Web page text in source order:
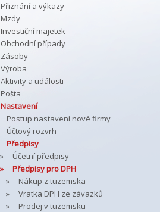
Přiznání a výkazy
Mzdy
Investiční majetek
Obchodní případy
Zásoby
Výroba
Aktivity a události
Pošta
Nastavení
Postup nastavení nové firmy
Účtový rozvrh
Předpisy
Účetní předpisy
Předpisy pro DPH
Nákup z tuzemska
Vratka DPH ze závazků
Prodej v tuzemsku